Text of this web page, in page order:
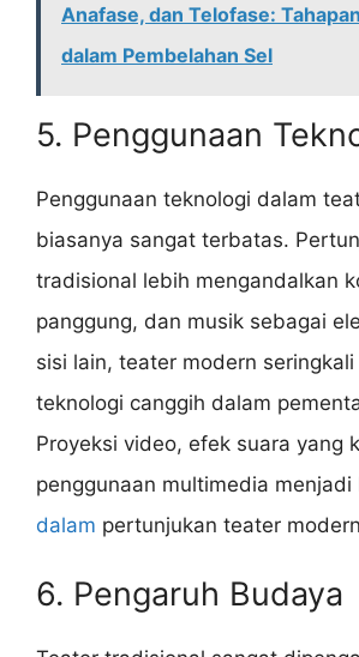
Anafase, dan Telofase:
dalam Pembelahan Sel
5. Penggunaan
Penggunaan teknologi dalam
biasanya sangat terbatas.
tradisional lebih mengandalkan
panggung, dan musik sebagai
sisi lain, teater modern
teknologi canggih dalam
Proyeksi video, efek suara yang
penggunaan multimedia menjadi
dalam pertunjukan teater
6. Pengaruh Budaya